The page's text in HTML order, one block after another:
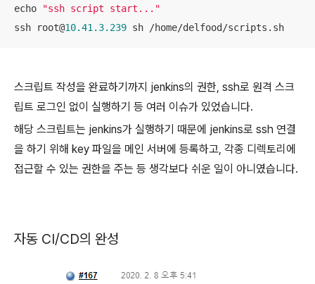
echo
"ssh script start..."
ssh root@10.41 .3.239 sh /home/delfood/scripts.sh
스크립트 작성을 완료하기까지 jenkins의 권한, ssh로 원격 스크
립트 로그인 없이 실행하기 등 여러 이슈가 있었습니다.
해당 스크립트는 jenkins가 실행하기 때문에 jenkins로 ssh 연결
을 하기 위해 key 파일을 메인 서버에 등록하고, 각종 디렉토리에
접근할 수 있는 권한을 주는 등 생각보다 쉬운 일이 아니였습니다.
자동 CI/CD의 완성